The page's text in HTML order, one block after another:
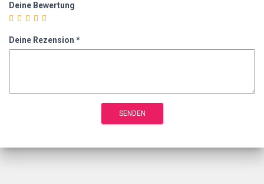
Deine Bewertung
Deine Rezension *